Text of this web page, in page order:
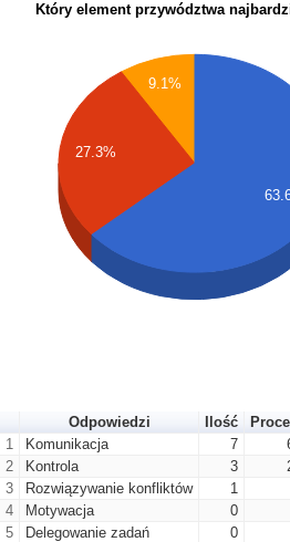
Który element przywództwa
9.1%
27.3%
Odpowiedzi Ilość
1
Komunikacja 7
2
Kontrola 3
3
Rozwiązywanie konfliktów 1
4
Motywacja 0
5
Delegowanie zadań 0